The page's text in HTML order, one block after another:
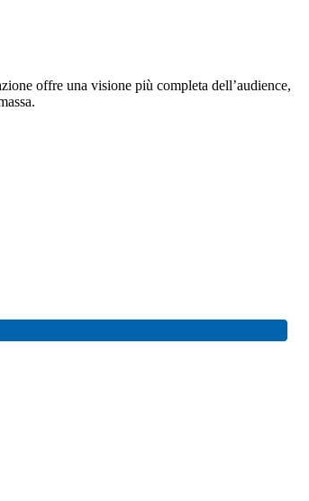
offre una visione più completa dell’audience,